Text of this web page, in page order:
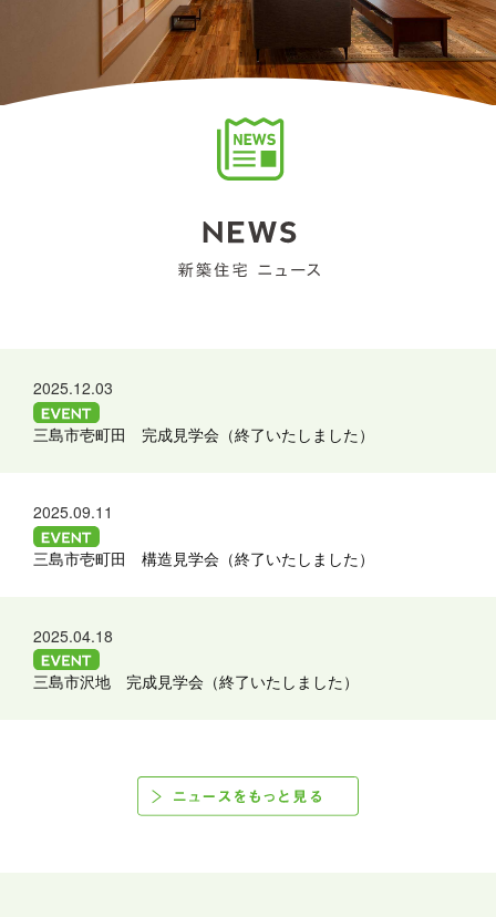
2025.12.03
三島市壱町田 完成見学会（終了いたしました）
2025.09.11
三島市壱町田 構造見学会（終了いたしました）
2025.04.18
三島市沢地 完成見学会（終了いたしました）